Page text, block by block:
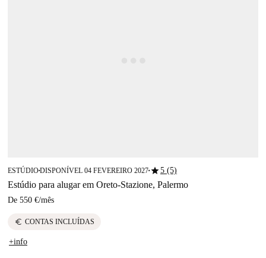
ESTÚDIO■DISPONÍVEL 04 FEVEREIRO 2027■star5 (5)
Estúdio para alugar em Oreto-Stazione, Palermo
De 550 €/mês
euro CONTAS INCLUÍDAS
+info